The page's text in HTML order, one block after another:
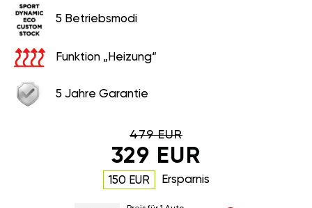
5 Betriebsmodi
Funktion „Heizung“
5 Jahre Garantie
479 EUR
329 EUR
150 EUR Ersparnis